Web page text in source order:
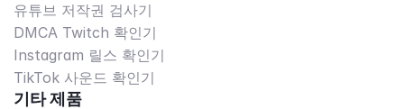
유튜브 저작권 검사기
DMCA Twitch 확인기
Instagram 릴스 확인기
TikTok 사운드 확인기
기타 제품